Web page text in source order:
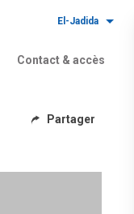
El-Jadida
Contact & accès
Partager